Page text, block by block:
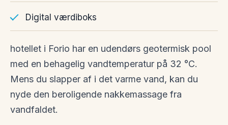
Digital værdiboks
hotellet i Forio har en udendørs geotermisk pool
med en behagelig vandtemperatur på 32 °C.
Mens du slapper af i det varme vand, kan du
nyde den beroligende nakkemassage fra
vandfaldet.